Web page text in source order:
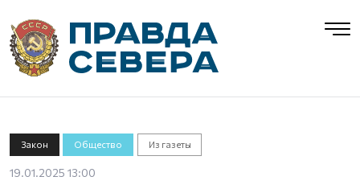
Закон Общество Из газеты
19.01.2025 13:00